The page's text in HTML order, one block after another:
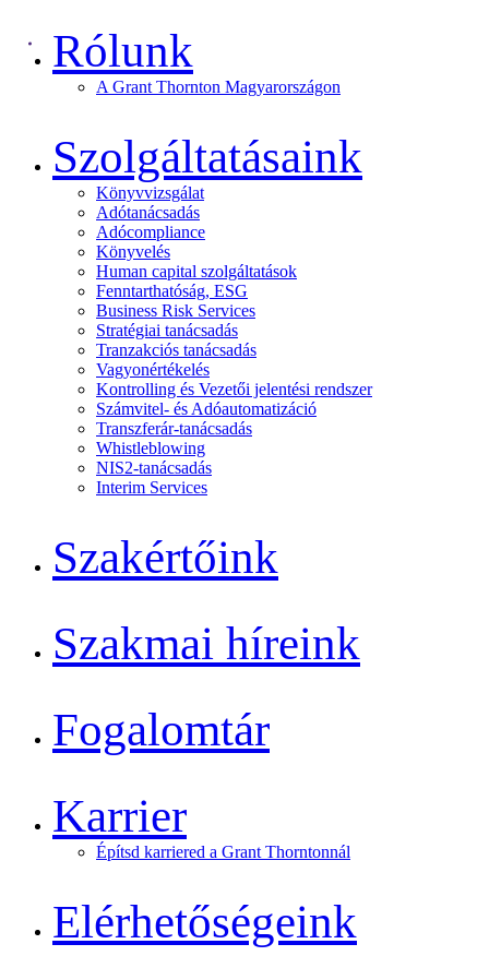
Rólunk
A Grant Thornton Magyarországon
Szolgáltatásaink
Könyvvizsgálat
Adótanácsadás
Adócompliance
Könyvelés
Human capital szolgáltatások
Fenntarthatóság, ESG
Business Risk Services
Stratégiai tanácsadás
Tranzakciós tanácsadás
Vagyonértékelés
Kontrolling és Vezetői jelentési rendszer
Számvitel- és Adóautomatizáció
Transzferár-tanácsadás
Whistleblowing
NIS2-tanácsadás
Interim Services
Szakértőink
Szakmai híreink
Fogalomtár
Karrier
Építsd karriered a Grant Thorntonnál
Elérhetőségeink